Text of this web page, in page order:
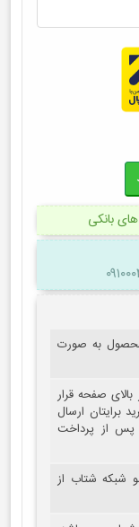
بانکی
محصول به صورت
صفحه قرار
برایتان ارسال
پس از پرداخت
شبکه شتاب از